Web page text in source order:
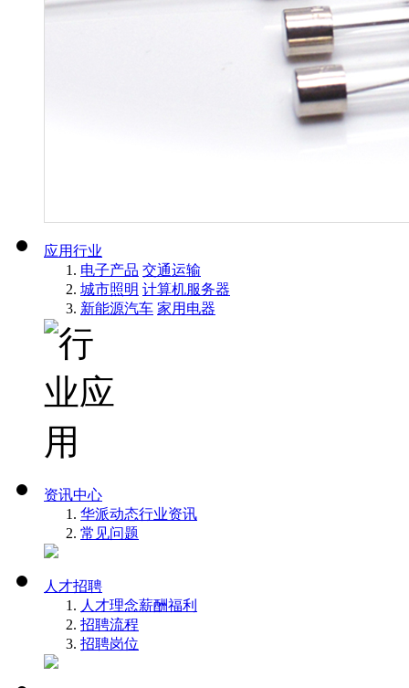
应用行业
电子产品 交通运输
城市照明 计算机服务器
新能源汽车 家用电器
资讯中心
华派动态行业资讯
常见问题
人才招聘
人才理念薪酬福利
招聘流程
招聘岗位